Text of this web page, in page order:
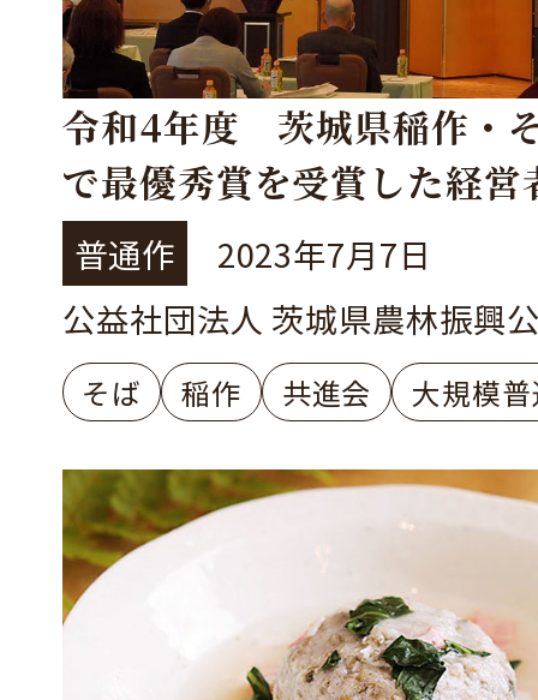
令和4年度 茨城県稲作・
で最優秀賞を受賞した経営
普通作
2023年7月7日
公益社団法人 茨城県農林振興
そば 稲作 共進会 大規模